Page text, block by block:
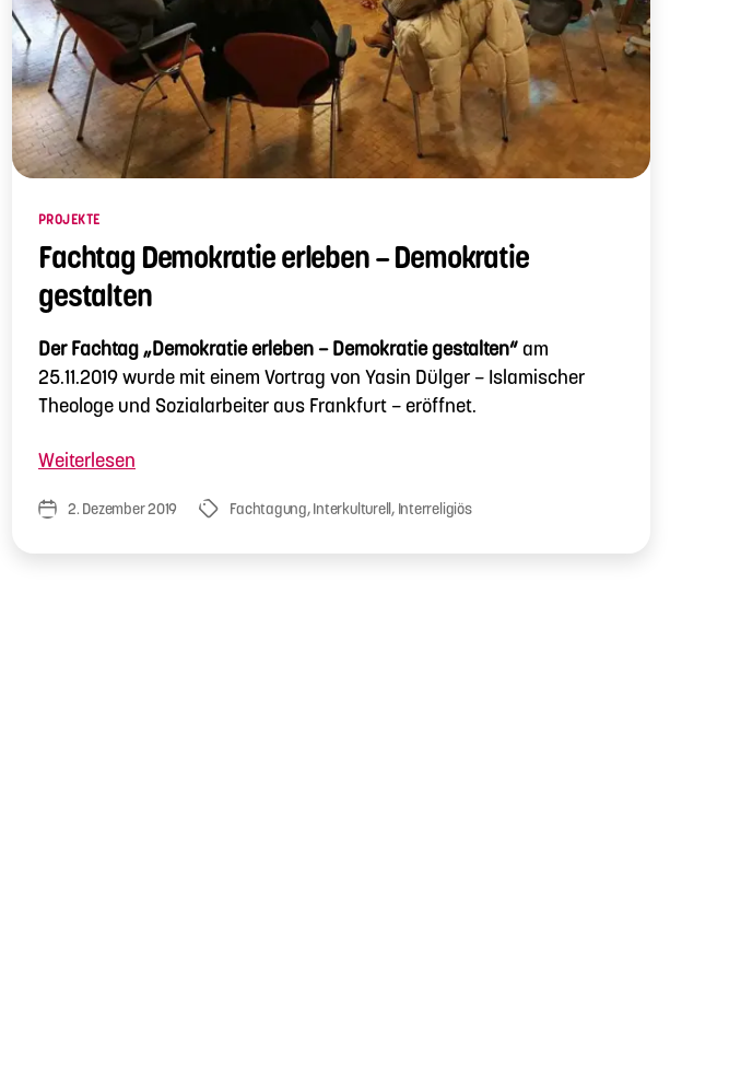
Kategorien
PROJEKTE
Fachtag Demokratie erleben – Demokratie
gestalten
Der Fachtag „Demokratie erleben – Demokratie gestalten“am
25.11.2019 wurde mit einem Vortrag von Yasin Dülger – Islamischer
Theologe und Sozialarbeiter aus Frankfurt – eröffnet.
Weiterlesen
erleben
Veröffentlichungsdatum
2. Dezember 2019 Schlagwörter
Fachtagung,Interkulturell, Interreligiös